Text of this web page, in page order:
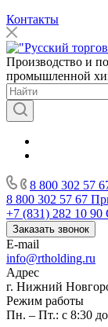
Контакты
Производство и
промышленной
8 800 302 57
8 800 302 57 67
+7 (831) 282 10 90
Заказать звонок
E-mail
info@rtholding.ru
Адрес
г. Нижний
Режим работы
Пн. – Пт.: с 8:30